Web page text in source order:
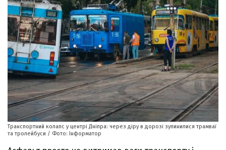
Транспортний колапс у центрі Дніпра: через діру в дорозі зупинилися трамваї
та тролейбуси / Фото: Інформатор